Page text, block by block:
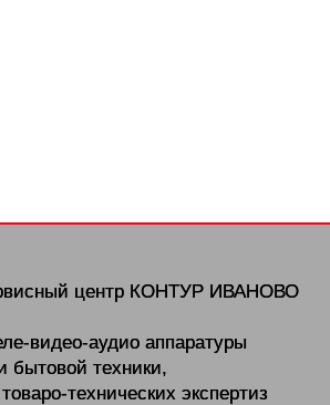
центр КОНТУР ИВАНОВО
видео-аудио аппаратуры
бытовой техники,
технических экспертиз